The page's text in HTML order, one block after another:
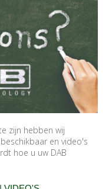
zijn hebben wij
en video's
hoe u uw DAB